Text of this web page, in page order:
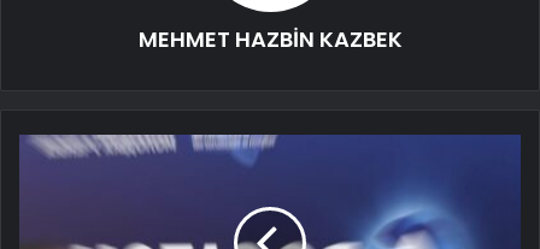
MEHMET HAZBİN KAZBEK